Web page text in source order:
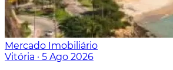
Mercado Imobiliário
Vitória · 5 Ago 2026